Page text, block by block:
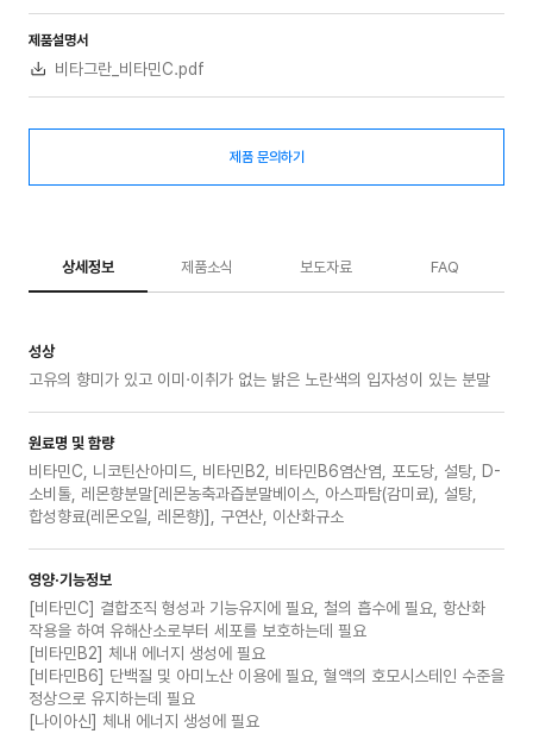
제품설명서
비타그란_비타민C.pdf
제품 문의하기
상세정보 제품소식 보도자료 FAQ
성상
고유의 향미가 있고 이미·이취가 없는 밝은 노란색의 입자성이 있는 분말
원료명 및 함량
비타민C, 니코틴산아미드, 비타민B2, 비타민B6염산염, 포도당, 설탕, D-
소비톨, 레몬향분말[레몬농축과즙분말베이스, 아스파탐(감미료), 설탕,
합성향료(레몬오일, 레몬향)], 구연산, 이산화규소
영양·기능정보
[비타민C] 결합조직 형성과 기능유지에 필요, 철의 흡수에 필요, 항산화
작용을 하여 유해산소로부터 세포를 보호하는데 필요
[비타민B2] 체내 에너지 생성에 필요
[비타민B6] 단백질 및 아미노산 이용에 필요, 혈액의 호모시스테인 수준을
정상으로 유지하는데 필요
[나이아신] 체내 에너지 생성에 필요